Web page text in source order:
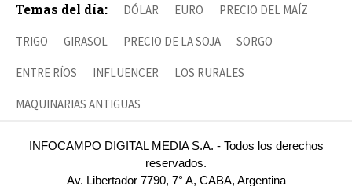
Temas del día: DÓLAR EURO PRECIO DEL MAÍZ
TRIGO GIRASOL PRECIO DE LA SOJA SORGO
ENTRE RÍOS INFLUENCER LOS RURALES
MAQUINARIAS ANTIGUAS
INFOCAMPO DIGITAL MEDIA S.A. - Todos los derechos
reservados.
Av. Libertador 7790, 7° A, CABA, Argentina